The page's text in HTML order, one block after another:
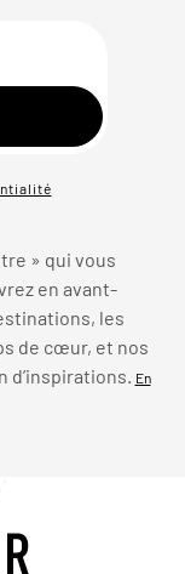
» qui vous
en avant-
les
de cœur, et nos
En